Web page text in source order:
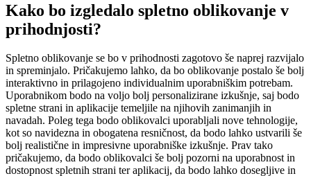
Kako bo izgledalo spletno oblikovanje v
prihodnjosti?
Spletno oblikovanje se bo v prihodnosti zagotovo še naprej razvijalo
in spreminjalo. Pričakujemo lahko, da bo oblikovanje postalo še bolj
interaktivno in prilagojeno individualnim uporabniškim potrebam.
Uporabnikom bodo na voljo bolj personalizirane izkušnje, saj bodo
spletne strani in aplikacije temeljile na njihovih zanimanjih in
navadah. Poleg tega bodo oblikovalci uporabljali nove tehnologije,
kot so navidezna in obogatena resničnost, da bodo lahko ustvarili še
bolj realistične in impresivne uporabniške izkušnje. Prav tako
pričakujemo, da bodo oblikovalci še bolj pozorni na uporabnost in
dostopnost spletnih strani ter aplikacij, da bodo lahko dosegljive in